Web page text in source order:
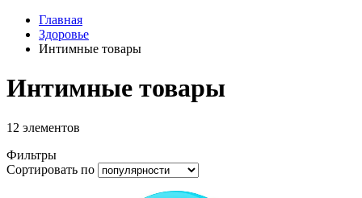
Главная
Здоровье
Интимные товары
Интимные товары
12 элементов
Фильтры
Сортировать по